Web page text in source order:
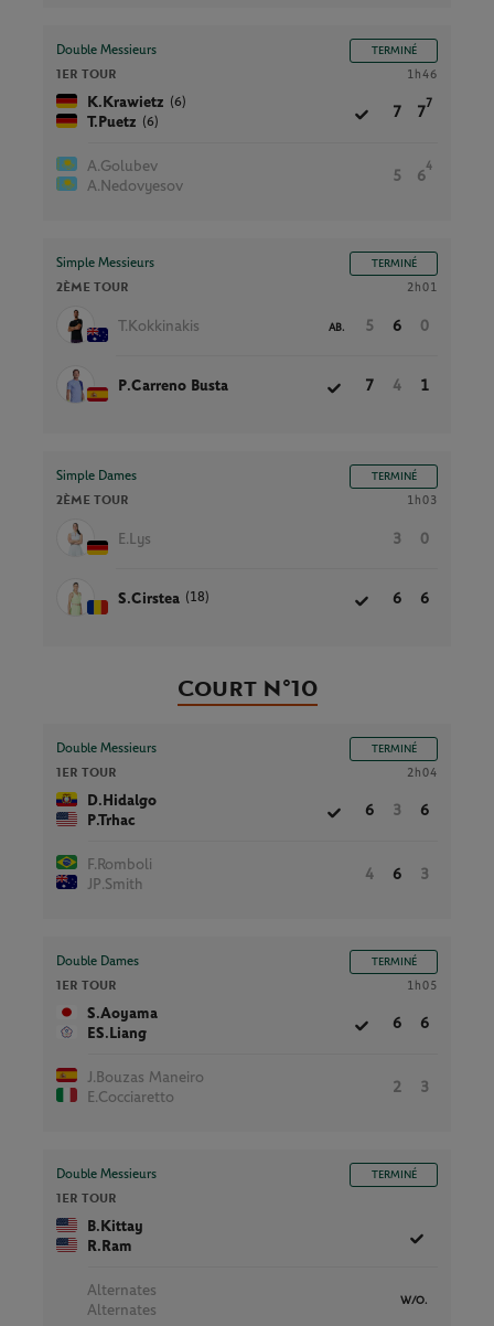
Double Messieurs TERMINÉ
1ER TOUR 1h46
K.Krawietz (6)
T.Puetz (6)
7 7
7
A.Golubev
A.Nedovyesov
5 6
4
Simple Messieurs TERMINÉ
2ÈME TOUR 2h01
T.Kokkinakis AB. 5 6 0
P.Carreno Busta 7 4 1
Simple Dames TERMINÉ
2ÈME TOUR 1h03
E.Lys 3 0
S.Cirstea (18) 6 6
Court N°10
Double Messieurs TERMINÉ
1ER TOUR 2h04
D.Hidalgo
P.Trhac
6 3 6
F.Romboli
JP.Smith
4 6 3
Double Dames TERMINÉ
1ER TOUR 1h05
S.Aoyama
ES.Liang
6 6
J.Bouzas Maneiro
E.Cocciaretto
2 3
Double Messieurs TERMINÉ
1ER TOUR
B.Kittay
R.Ram
Alternates
Alternates
W/O.